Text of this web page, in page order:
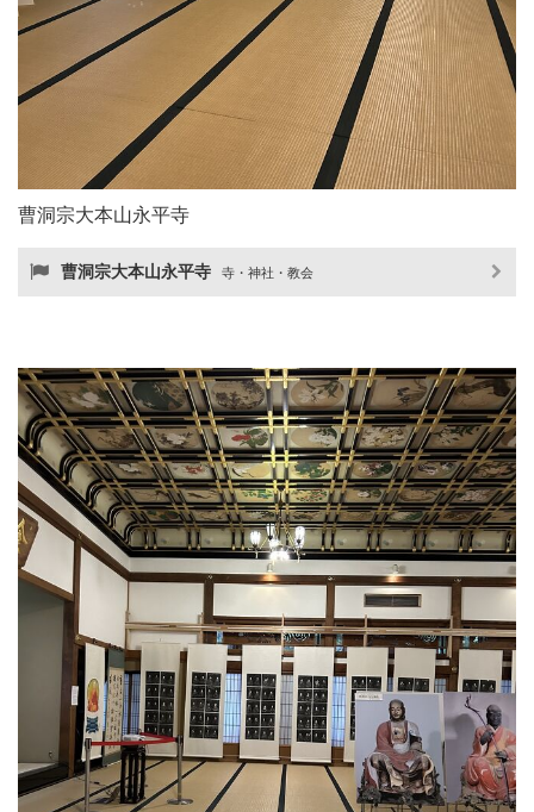
曹洞宗大本山永平寺
曹洞宗大本山永平寺 寺・神社・教会